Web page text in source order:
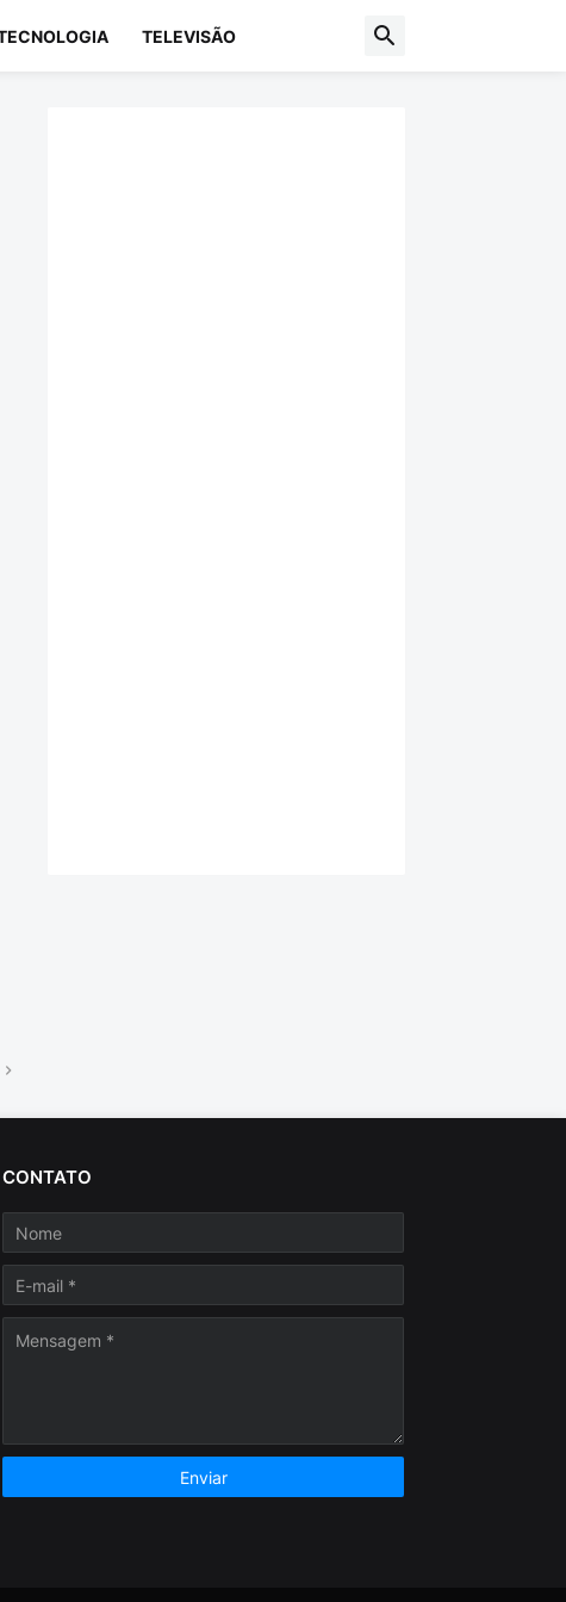
TELEVISÃO
CONTATO